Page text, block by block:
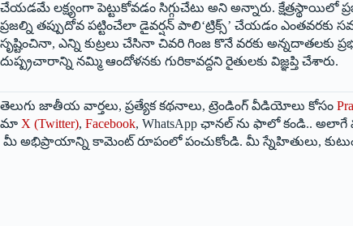
చేయడమే లక్ష్యంగా పెట్టుకోవడం సిగ్గుచేటు అని అన్నారు. క్షేత్రస్థాయిలో
ప్రజల్ని తప్పుదోవ పట్టించేలా డైవర్షన్ పాలి‘ట్రిక్స్‌’ చేయడం ఎంతవరకు
సృష్టించినా, ఎన్ని కుట్రలు చేసినా చివరి గింజ కొనే వరకు అన్నదాతలకు
దుష్ప్రచారాన్ని నమ్మి ఆందోళనకు గురికావద్దని రైతులకు విజ్ఞప్తి చేశారు.
తెలుగు జాతీయ వార్తలు, ప్రత్యేక కథనాలు, ట్రెండింగ్ వీడియోలు కోసం
మా X (Twitter), Facebook, WhatsApp ఛానల్ ను ఫాలో కండి.. అలాగే
మీ అభిప్రాయాన్ని కామెంట్ రూపంలో పంచుకోండి. మీ స్నేహితులు,